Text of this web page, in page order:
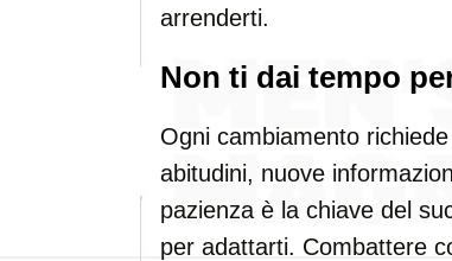
arrenderti.
Non ti dai tempo
Ogni cambiamento
abitudini, nuove
pazienza è la chiave del
per adattarti. Combattere